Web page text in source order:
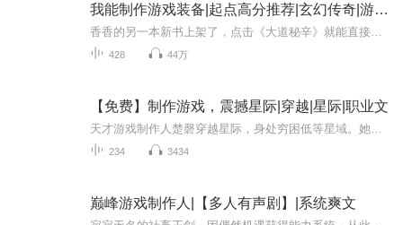
我能制作游戏装备|起点高分推荐|玄幻传奇|游戏衍生|系统流|爽文
428 44万
【免费】制作游戏，震撼星际|穿越|星际|职业文
234 3434
巅峰游戏制作人|【多人有声剧】|系统爽文